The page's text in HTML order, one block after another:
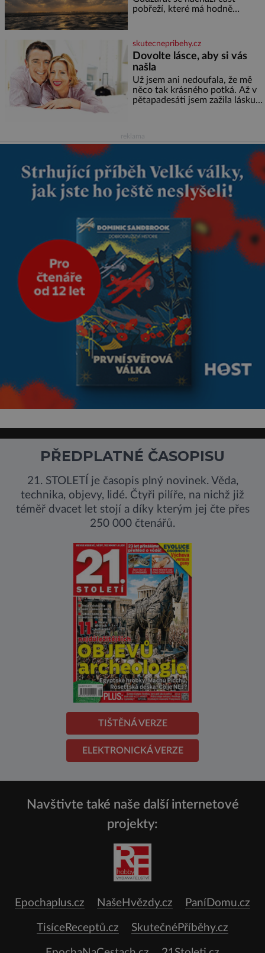
poznáváním památek ve
pobřeží, které má hodně
Proč má pláž takové netypické
zbarvení? Nakolik jsou pravd
skutecnepribehy.cz
Dovolte lásce, aby si vás
našla
Už jsem ani nedoufala, že mě
něco tak krásného potká. Až v
pětapadesáti jsem zažila lásku
nás dali dohromady, Toník byl
dobře zaopatřený mladý muž.
Manželství nám oběma moc
nesvědčilo, brzy jsme zjistili, že
PŘEDPLATNÉ ČASOPISU
21. STOLETÍ je časopis plný novinek. Věda,
technika, objevy, lidé. Čtyři pilíře, na nichž již
téměř dvacet let stojí a díky kterým jej čte přes
250 000 čtenářů.
TIŠTĚNÁ VERZE
ELEKTRONICKÁ VERZE
Navštivte také naše další internetové
projekty:
Epochaplus.cz NašeHvězdy.cz PaníDomu.cz
TisíceReceptů.cz SkutečnéPříběhy.cz